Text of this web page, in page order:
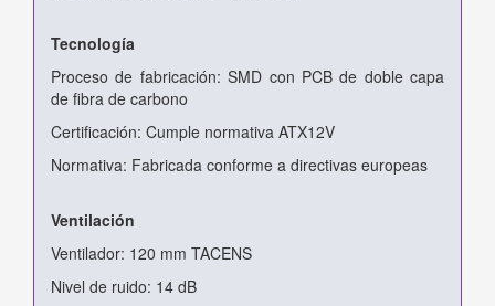
Tecnología
Proceso de fabricación: SMD con PCB de doble capa
de fibra de carbono
Certificación: Cumple normativa ATX12V
Normativa: Fabricada conforme a directivas europeas
Ventilación
Ventilador: 120 mm TACENS
Nivel de ruido: 14 dB